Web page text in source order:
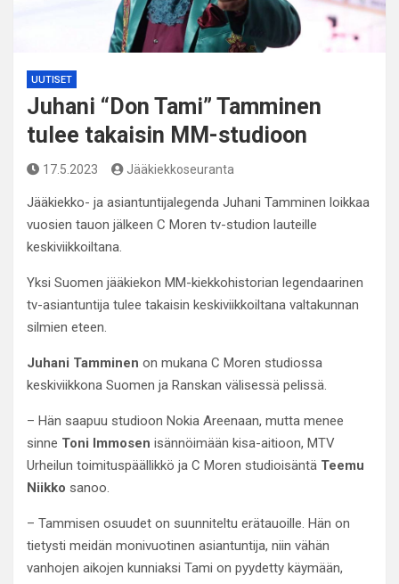
UUTISET
Juhani “Don Tami” Tamminen
tulee takaisin MM-studioon
17.5.2023 Jääkiekkoseuranta
Jääkiekko- ja asiantuntijalegenda Juhani Tamminen loikkaa
vuosien tauon jälkeen C Moren tv-studion lauteille
keskiviikkoiltana.
Yksi Suomen jääkiekon MM-kiekkohistorian legendaarinen
tv-asiantuntija tulee takaisin keskiviikkoiltana valtakunnan
silmien eteen.
Juhani Tamminen on mukana C Moren studiossa
keskiviikkona Suomen ja Ranskan välisessä pelissä.
– Hän saapuu studioon Nokia Areenaan, mutta menee
sinne Toni Immosen isännöimään kisa-aitioon, MTV
Urheilun toimituspäällikkö ja C Moren studioisäntä Teemu
Niikko sanoo.
– Tammisen osuudet on suunniteltu erätauoille. Hän on
tietysti meidän monivuotinen asiantuntija, niin vähän
vanhojen aikojen kunniaksi Tami on pyydetty käymään,